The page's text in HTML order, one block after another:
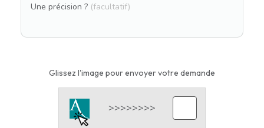
Une précision ? (facultatif)
Glissez l'image pour envoyer votre demande